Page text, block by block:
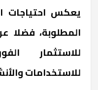
يعكس احتياجات
المطلوبة، فضلا
للاستثمار
للاستخدامات